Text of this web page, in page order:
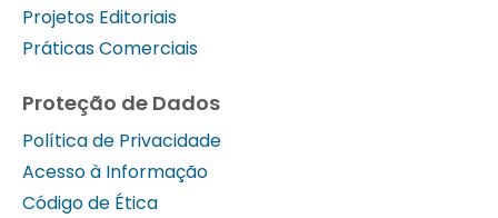
Projetos Editoriais
Práticas Comerciais
Proteção de Dados
Política de Privacidade
Acesso à Informação
Código de Ética